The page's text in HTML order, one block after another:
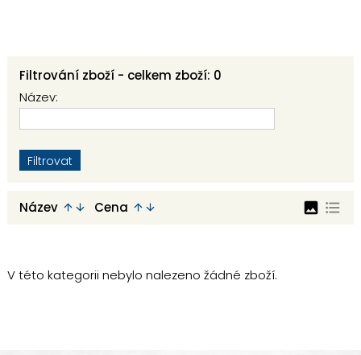
Filtrování zboží - celkem zboží: 0
Název:
Název arrow_upward arrow_downward Cena arrow_upward arrow_downward image format_list_bulleted
V této kategorii nebylo nalezeno žádné zboží.